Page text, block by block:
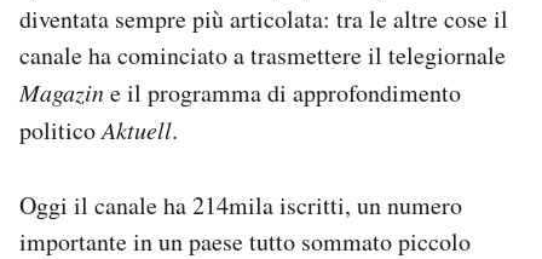
diventata sempre più articolata: tra le altre cose il
canale ha cominciato a trasmettere il telegiornale
Magazine il programma di approfondimento
politicoAktuell.
Oggi il canale ha 214mila iscritti, un numero
importante in un paese tutto sommato piccolo